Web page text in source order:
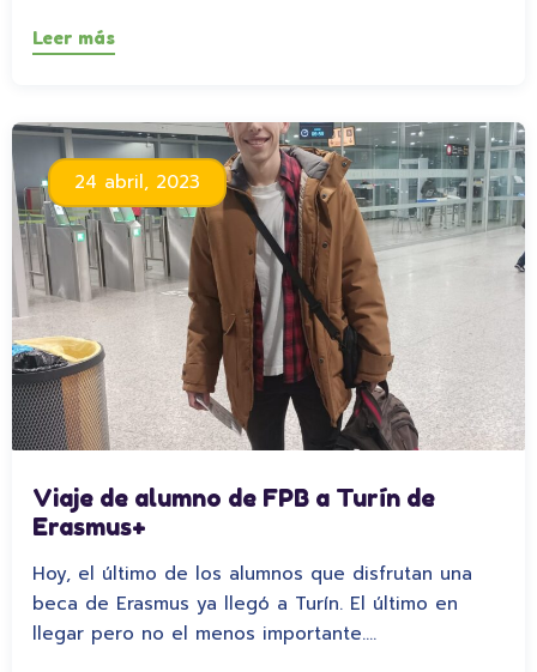
Leer más
24 abril, 2023
Viaje de alumno de FPB a Turín de
Erasmus+
Hoy, el último de los alumnos que disfrutan una
beca de Erasmus ya llegó a Turín. El último en
llegar pero no el menos importante.…